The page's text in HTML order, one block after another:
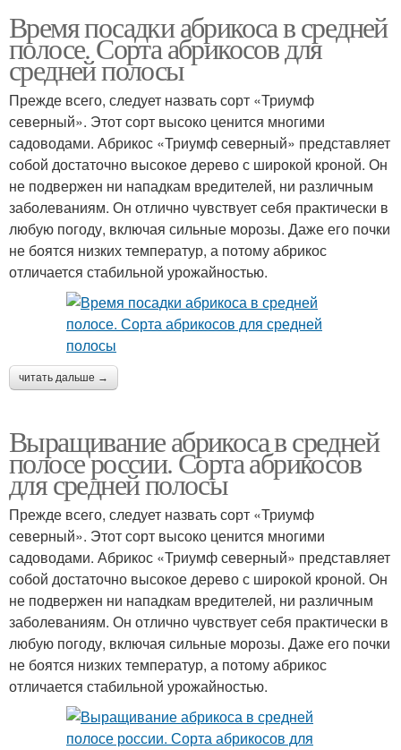
Время посадки абрикоса в средней
полосе. Сорта абрикосов для
средней полосы
Прежде всего, следует назвать сорт «Триумф
северный». Этот сорт высоко ценится многими
садоводами. Абрикос «Триумф северный» представляет
собой достаточно высокое дерево с широкой кроной. Он
не подвержен ни нападкам вредителей, ни различным
заболеваниям. Он отлично чувствует себя практически в
любую погоду, включая сильные морозы. Даже его почки
не боятся низких температур, а потому абрикос
отличается стабильной урожайностью.
читать дальше →
Выращивание абрикоса в средней
полосе россии. Сорта абрикосов
для средней полосы
Прежде всего, следует назвать сорт «Триумф
северный». Этот сорт высоко ценится многими
садоводами. Абрикос «Триумф северный» представляет
собой достаточно высокое дерево с широкой кроной. Он
не подвержен ни нападкам вредителей, ни различным
заболеваниям. Он отлично чувствует себя практически в
любую погоду, включая сильные морозы. Даже его почки
не боятся низких температур, а потому абрикос
отличается стабильной урожайностью.